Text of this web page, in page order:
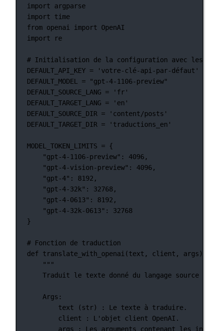
import argparse
import time
from openai import OpenAI
import re
# Initialisation de la configuration avec les
DEFAULT_API_KEY =
'votre-clé-api-par-défaut'
DEFAULT_MODEL
=
"gpt-4-1106-preview"
DEFAULT_SOURCE_LANG =
'fr'
DEFAULT_TARGET_LANG =
'en'
DEFAULT_SOURCE_DIR =
'content/posts'
DEFAULT_TARGET_DIR = 'traductions_en'
MODEL_TOKEN_LIMITS = {
"gpt-4-1106-preview" : 4096,
"gpt-4-vision-preview" : 4096,
"gpt-4" : 8192 ,
"gpt-4-32k" : 32768,
"gpt-4-0613" : 8192 ,
"gpt-4-32k-0613" : 32768
}
# Fonction de traduction
def
translate_with_openai (text, client, args):
"""
Traduit le texte donné du langage source
Args:
text (str) : Le texte à traduire.
client : L'objet client OpenAI.
args : Les arguments contenant les